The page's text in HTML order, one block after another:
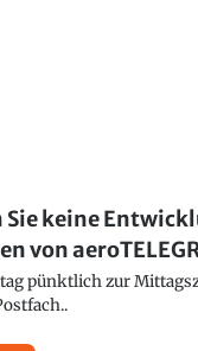
keine
von
pünktlich zur